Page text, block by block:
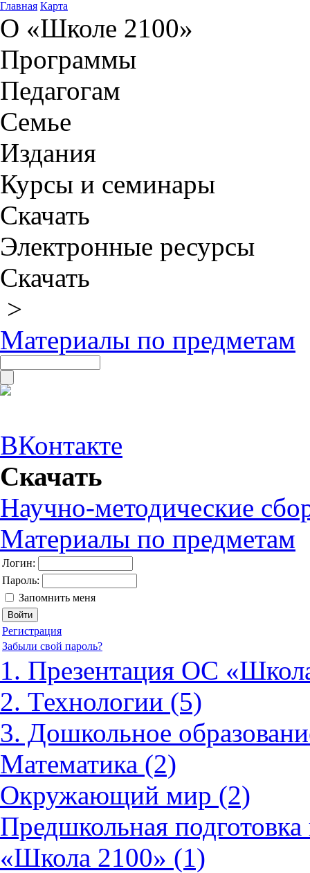
Главная Карта
О «Школе 2100»
Программы
Педагогам
Семье
Издания
Курсы и семинары
Скачать
Электронные ресурсы
Скачать
>
Материалы по предметам
ВКонтакте
Скачать
Научно-методические
Материалы по предметам
Логин:
Пароль:
Запомнить меня
Регистрация
Забыли свой пароль?
1. Презентация ОС
2. Технологии (5)
3. Дошкольное
Математика (2)
Окружающий мир (2)
Предшкольная
«Школа 2100» (1)